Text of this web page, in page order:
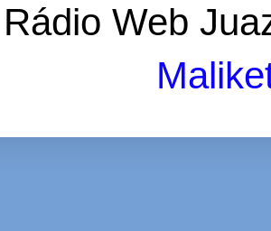
Rádio Web